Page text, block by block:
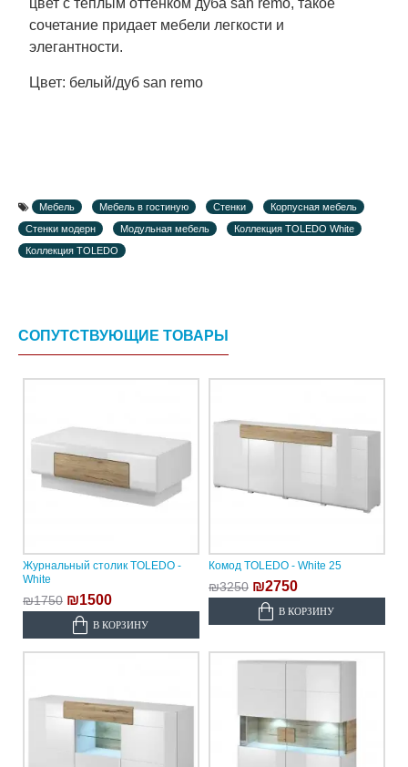
цвет с теплым оттенком дуба san remo, такое
сочетание придает мебели легкости и
элегантности.
Цвет: белый/дуб san remo
Мебель Мебель в гостиную Стенки
Корпусная мебель
Стенки модерн
Модульная мебель
Коллекция TOLEDO White
Коллекция TOLEDO
СОПУТСТВУЮЩИЕ ТОВАРЫ
Журнальный столик TOLEDO -
White
₪1750 ₪1500
В КОРЗИНУ
Комод TOLEDO - White 25
₪3250 ₪2750
В КОРЗИНУ